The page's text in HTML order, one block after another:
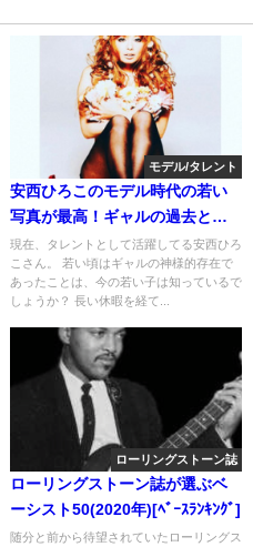
モデル/タレント
安西ひろこのモデル時代の若い
写真が最高！ギャルの過去と現
在(画像)
現在、タレントとして活躍してる安西ひろ
こさん。 若い頃はギャルの神様的存在で
あったことは、今の若い子は知っているで
しょうか？ 長い休暇を経て...
ローリングストーン誌
ローリングストーン誌が選ぶベ
ーシスト50(2020年)[ﾍﾞｰｽﾗﾝｷﾝｸﾞ]
随分と前から待望されていたローリングス